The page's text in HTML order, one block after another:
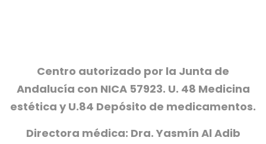
Centro autorizado por la Junta de
Andalucía con NICA 57923. U. 48 Medicina
estética y U.84 Depósito de medicamentos.
Directora médica: Dra. Yasmín Al Adib